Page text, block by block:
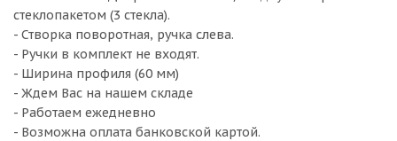
стеклопакетом (3 стекла).
- Створка поворотная, ручка слева.
- Ручки в комплект не входят.
- Ширина профиля (60 мм)
- Ждем Вас на нашем складе
- Работаем ежедневно
- Возможна оплата банковской картой.